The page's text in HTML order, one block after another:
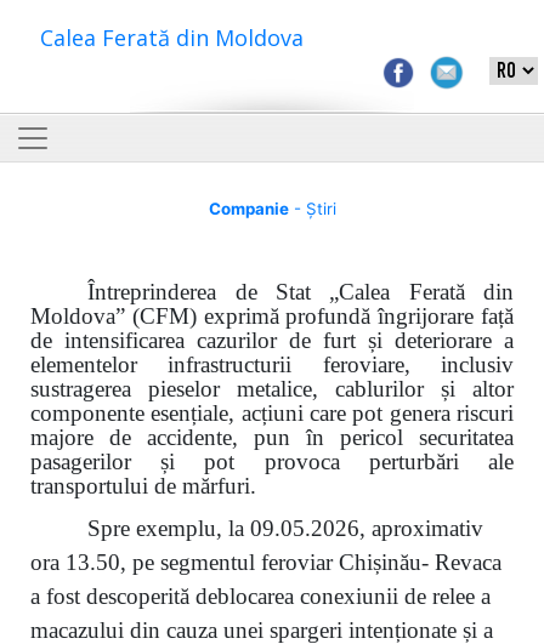
Calea Ferată din Moldova
Companie- Știri
Întreprinderea de Stat „Calea Ferată din
Moldova” (CFM) exprimă profundă îngrijorare față
de intensificarea cazurilor de furt și deteriorare a
elementelor infrastructurii feroviare, inclusiv
sustragerea pieselor metalice, cablurilor și altor
componente esențiale, acțiuni care pot genera riscuri
majore de accidente, pun în pericol securitatea
pasagerilor și pot provoca perturbări ale
transportului de mărfuri.
Spre exemplu, la 09.05.2026, aproximativ
ora 13.50, pe segmentul feroviar Chișinău- Revaca
a fost descoperită deblocarea conexiunii de relee a
macazului din cauza unei spargeri intenționate și a